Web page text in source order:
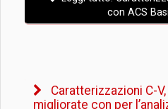
con ACS
Caratterizzazioni C-
migliorate con per